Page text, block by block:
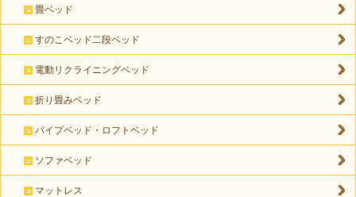
畳ベッド
すのこベッド二段ベッド
電動リクライニングベッド
折り畳みベッド
パイプベッド・ロフトベッド
ソファベッド
マットレス